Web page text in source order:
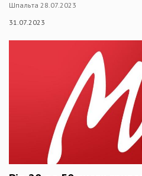
Шпальта 28.07.2023
31.07.2023